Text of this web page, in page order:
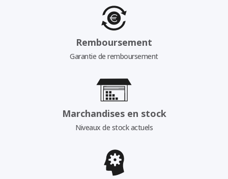
Remboursement
Garantie de remboursement
Marchandises en stock
Niveaux de stock actuels